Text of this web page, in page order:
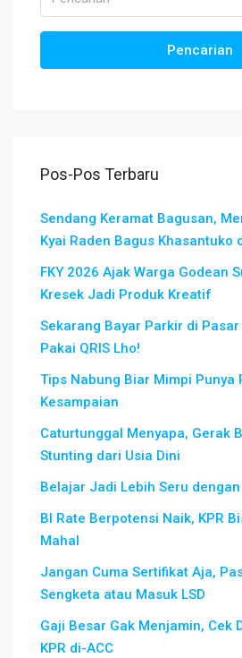
Pencarian
Pos-Pos Terbaru
Sendang Keramat Bagusan,
Kyai Raden Bagus Khasantuko
FKY 2026 Ajak Warga Godean
Kresek Jadi Produk Kreatif
Sekarang Bayar Parkir di
Pakai QRIS Lho!
Tips Nabung Biar Mimpi Punya
Kesampaian
Caturtunggal Menyapa, Gerak
Stunting dari Usia Dini
Belajar Jadi Lebih Seru
BI Rate Berpotensi Naik, KPR
Mahal
Jangan Cuma Sertifikat Aja,
Sengketa atau Masuk LSD
Gaji Besar Gak Menjamin, Cek
KPR di-ACC